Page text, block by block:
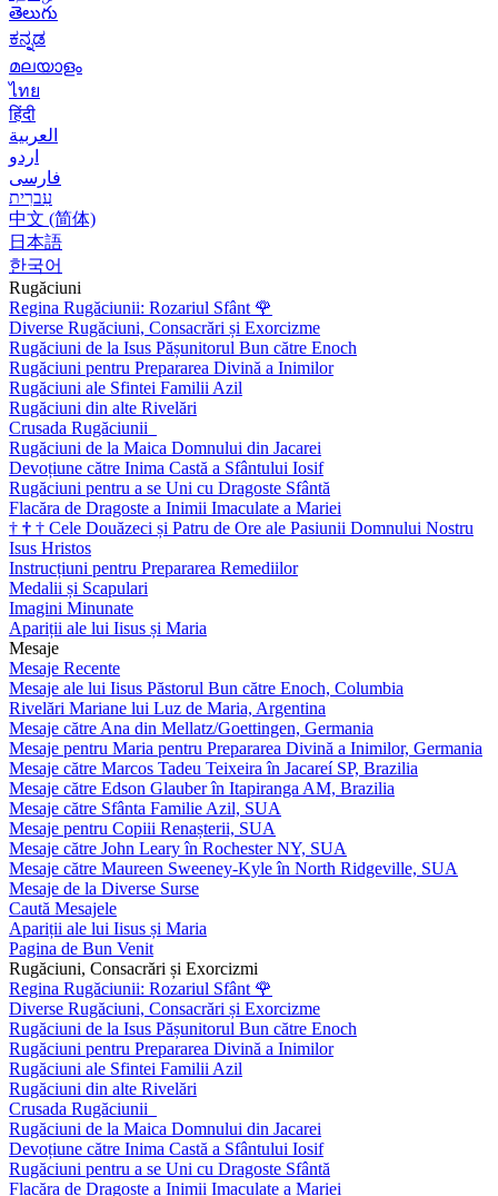
తెలుగు
ಕನ್ನಡ
മലയാളം
ไทย
हिंदी
العربية
اردو
فارسی
עִברִית
中文 (简体)
日本語
한국어
Rugăciuni
Regina Rugăciunii: Rozariul Sfânt 🌹
Diverse Rugăciuni, Consacrări și Exorcizme
Rugăciuni de la Isus Pășunitorul Bun către Enoch
Rugăciuni pentru Prepararea Divină a Inimilor
Rugăciuni ale Sfintei Familii Azil
Rugăciuni din alte Rivelări
Crusada Rugăciunii
Rugăciuni de la Maica Domnului din Jacarei
Devoțiune către Inima Castă a Sfântului Iosif
Rugăciuni pentru a se Uni cu Dragoste Sfântă
Flacăra de Dragoste a Inimii Imaculate a Mariei
† † † Cele Douăzeci și Patru de Ore ale Pasiunii Domnului Nostru
Isus Hristos
Instrucțiuni pentru Prepararea Remediilor
Medalii și Scapulari
Imagini Minunate
Apariții ale lui Iisus și Maria
Mesaje
Mesaje Recente
Mesaje ale lui Iisus Păstorul Bun către Enoch, Columbia
Rivelări Mariane lui Luz de Maria, Argentina
Mesaje către Ana din Mellatz/Goettingen, Germania
Mesaje pentru Maria pentru Prepararea Divină a Inimilor, Germania
Mesaje către Marcos Tadeu Teixeira în Jacareí SP, Brazilia
Mesaje către Edson Glauber în Itapiranga AM, Brazilia
Mesaje către Sfânta Familie Azil, SUA
Mesaje pentru Copiii Renașterii, SUA
Mesaje către John Leary în Rochester NY, SUA
Mesaje către Maureen Sweeney-Kyle în North Ridgeville, SUA
Mesaje de la Diverse Surse
Caută Mesajele
Apariții ale lui Iisus și Maria
Pagina de Bun Venit
Rugăciuni, Consacrări și Exorcizmi
Regina Rugăciunii: Rozariul Sfânt 🌹
Diverse Rugăciuni, Consacrări și Exorcizme
Rugăciuni de la Isus Pășunitorul Bun către Enoch
Rugăciuni pentru Prepararea Divină a Inimilor
Rugăciuni ale Sfintei Familii Azil
Rugăciuni din alte Rivelări
Crusada Rugăciunii
Rugăciuni de la Maica Domnului din Jacarei
Devoțiune către Inima Castă a Sfântului Iosif
Rugăciuni pentru a se Uni cu Dragoste Sfântă
Flacăra de Dragoste a Inimii Imaculate a Mariei